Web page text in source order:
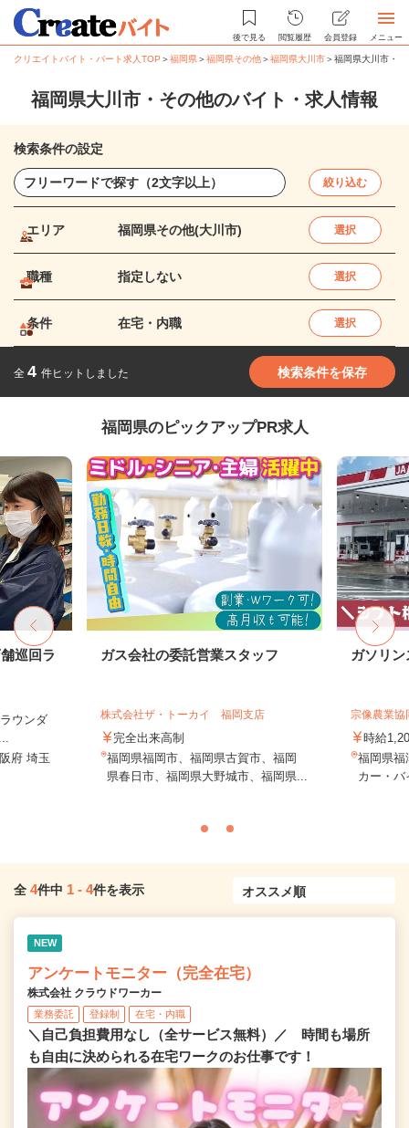
後で見る 閲覧履歴 会員登録 メニュー
クリエイトバイト・パート求人TOP ＞福岡県＞福岡県その他＞福岡県大川市＞福岡県大川市・
福岡県大川市・その他のバイト・求人情報
検索条件の設定
絞り込む
エリア 福岡県その他(大川市) 選択
職種 指定しない 選択
条件 在宅・内職 選択
全 4 件ヒットしました 検索条件を保存
福岡県のピックアップPR求人
巡回ラ
ウンダ
府 埼玉
ガス会社の委託営業スタッフ
株式会社ザ・トーカイ 福岡支店
完全出来高制
福岡県福岡市、福岡県古賀市、福岡
県春日市、福岡県大野城市、福岡県...
ガソリ
宗像農業協
時給
福岡県福
カー・
全 4件中 1 - 4件を表示
NEW
アンケートモニター（完全在宅）
株式会社 クラウドワーカー
業務委託 登録制 在宅・内職
＼自己負担費用なし（全サービス無料）／ 時間も場所
も自由に決められる在宅ワークのお仕事です！